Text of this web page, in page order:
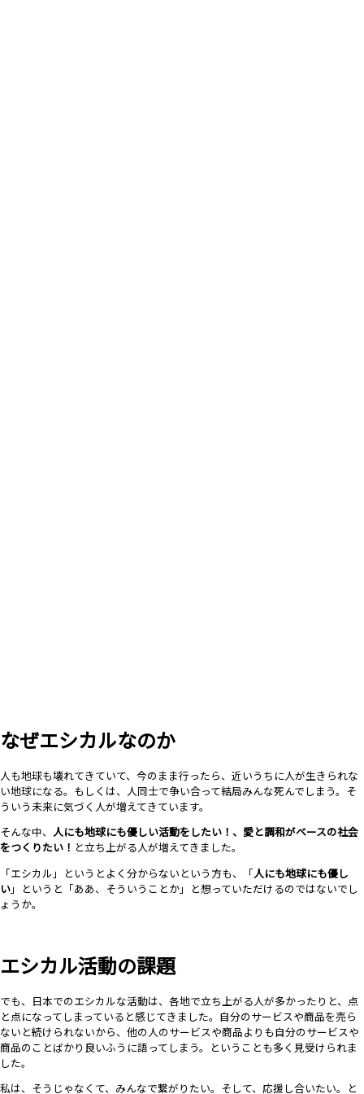
なぜエシカルなのか
人も地球も壊れてきていて、今のまま行ったら、近いうちに人が生きられな
い地球になる。もしくは、人同士で争い合って結局みんな死んでしまう。そ
ういう未来に気づく人が増えてきています。
そんな中、 人にも地球にも優しい活動をしたい！、愛と調和がベースの社会
をつくりたい！ と立ち上がる人が増えてきました。
「エシカル」というとよく分からないという方も、「人にも地球にも優し
い」というと「ああ、そういうことか」と想っていただけるのではないでし
ょうか。
エシカル活動の課題
でも、日本でのエシカルな活動は、各地で立ち上がる人が多かったりと、点
と点になってしまっていると感じてきました。自分のサービスや商品を売ら
ないと続けられないから、他の人のサービスや商品よりも自分のサービスや
商品のことばかり良いふうに語ってしまう。ということも多く見受けられま
した。
私は、そうじゃなくて、みんなで繋がりたい。そして、応援し合いたい。と